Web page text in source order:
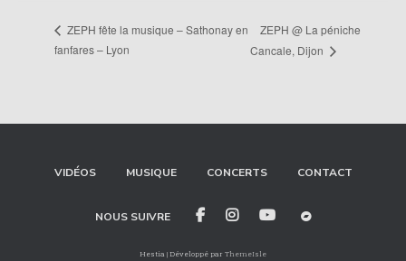
ZEPH fête la musique – Sathonay en
fanfares – Lyon
ZEPH @ La péniche
Cancale, Dijon
VIDÉOS MUSIQUE CONCERTS CONTACT
NOUS SUIVRE
Hestia | Développé par ThemeIsle